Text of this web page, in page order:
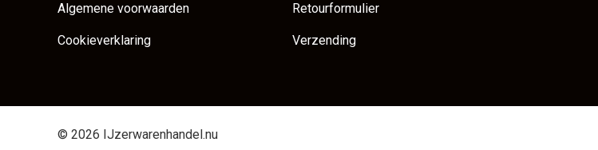
Algemene voorwaarden
Cookieverklaring
Retourformulier
Verzending
© 2026 IJzerwarenhandel.nu